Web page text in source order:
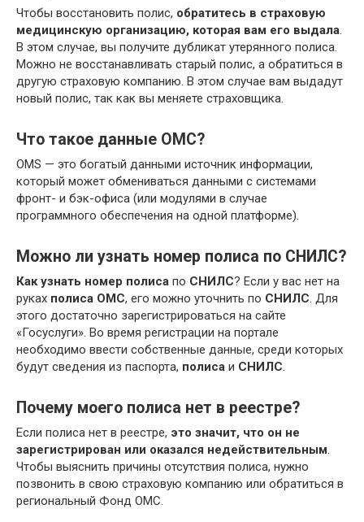
Чтобы восстановить полис, обратитесь в страховую
медицинскую организацию, которая вам его выдала.
В этом случае, вы получите дубликат утерянного полиса.
Можно не восстанавливать старый полис, а обратиться в
другую страховую компанию. В этом случае вам выдадут
новый полис, так как вы меняете страховщика.
Что такое данные ОМС?
OMS — это богатый данными источник информации,
который может обмениваться данными с системами
фронт- и бэк-офиса (или модулями в случае
программного обеспечения на одной платформе).
Можно ли узнать номер полиса по СНИЛС?
Как узнать номер полиса по СНИЛС? Если у вас нет на
руках полиса ОМС, его можно уточнить по СНИЛС. Для
этого достаточно зарегистрироваться на сайте
«Госуслуги». Во время регистрации на портале
необходимо ввести собственные данные, среди которых
будут сведения из паспорта, полиса и СНИЛС.
Почему моего полиса нет в реестре?
Если полиса нет в реестре, это значит, что он не
зарегистрирован или оказался недействительным.
Чтобы выяснить причины отсутствия полиса, нужно
позвонить в свою страховую компанию или обратиться в
региональный Фонд ОМС.